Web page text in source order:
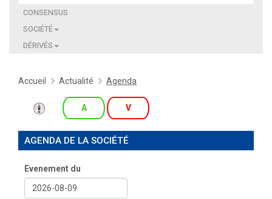
CONSENSUS
SOCIÉTÉ
DÉRIVÉS
Accueil Actualité Agenda
A V
AGENDA DE LA SOCIÉTÉ
Evenement du